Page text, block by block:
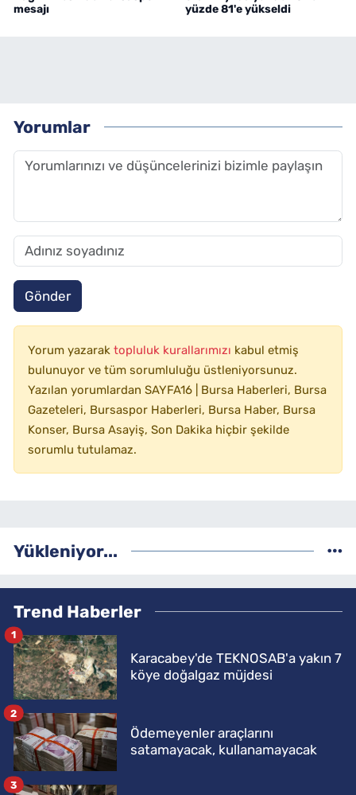
mesajı
yüzde 81'e yükseldi
Yorumlar
Gönder
Yorum yazarak topluluk kurallarımızı kabul etmiş
bulunuyor ve tüm sorumluluğu üstleniyorsunuz.
Yazılan yorumlardan SAYFA16 | Bursa Haberleri, Bursa
Gazeteleri, Bursaspor Haberleri, Bursa Haber, Bursa
Konser, Bursa Asayiş, Son Dakika hiçbir şekilde
sorumlu tutulamaz.
Yükleniyor...
Trend Haberler
Karacabey'de TEKNOSAB'a yakın 7
köye doğalgaz müjdesi
1
Ödemeyenler araçlarını
satamayacak, kullanamayacak
2
3